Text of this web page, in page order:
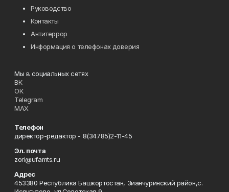
Руководство
Контакты
Антитеррор
Информация о телефонах доверия
Мы в социальных сетях
ВК
ОК
Telegram
MAX
Телефон
директор-редактор - 8(34785)2-11-45
Эл. почта
zori@ufamts.ru
Адрес
453380 Республика Башкортостан, Зианчуринский район,с.